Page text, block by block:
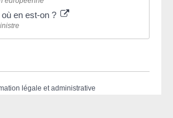
en est-on ?
légale et administrative